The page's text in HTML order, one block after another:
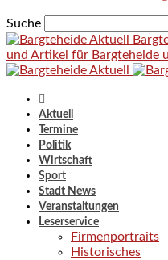
Suche
und Artikel für Bargteheide
Aktuell
Termine
Politik
Wirtschaft
Sport
Stadt News
Veranstaltungen
Leserservice
Firmenportraits
Historisches